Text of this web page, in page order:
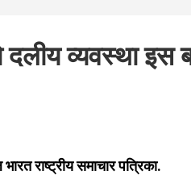
व्यवस्था इस
राष्ट्रीय समाचार पत्रिका.